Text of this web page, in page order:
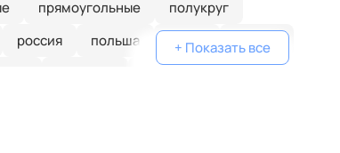
прямоугольные
полукруг
россия польша китай
италия
+ Показать все